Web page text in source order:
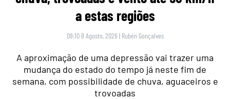
a estas regiões
09:10 8 Agosto, 2026 | Rubén Gonçalves
A aproximação de uma depressão vai trazer uma
mudança do estado do tempo já neste fim de
semana, com possibilidade de chuva, aguaceiros e
trovoadas